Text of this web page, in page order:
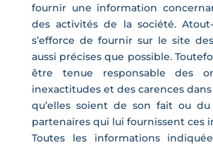
fournir une information
des activités de la société.
s’efforce de fournir sur le site
aussi précises que possible.
être tenue responsable des
inexactitudes et des carences
qu’elles soient de son fait ou
partenaires qui lui fournissent ces
Toutes les informations